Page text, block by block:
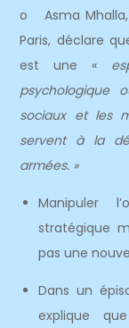
o Asma
Paris, déclare
est une «
psychologique
sociaux et les
servent à la
armées. »
Manipuler
stratégique
pas une
Dans un
explique